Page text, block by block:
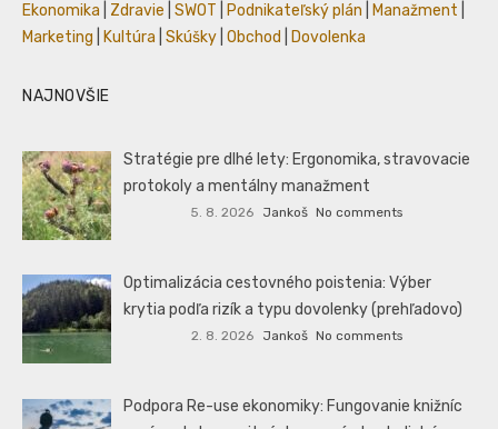
Ekonomika
Zdravie SWOT Podnikateľský plán Manažment
Marketing
Kultúra Skúšky Obchod Dovolenka
NAJNOVŠIE
Stratégie pre dlhé lety: Ergonomika, stravovacie
protokoly a mentálny manažment
5. 8. 2026 Jankoš No comments
Optimalizácia cestovného poistenia: Výber
krytia podľa rizík a typu dovolenky (prehľadovo)
2. 8. 2026 Jankoš No comments
Podpora Re-use ekonomiky: Fungovanie knižníc